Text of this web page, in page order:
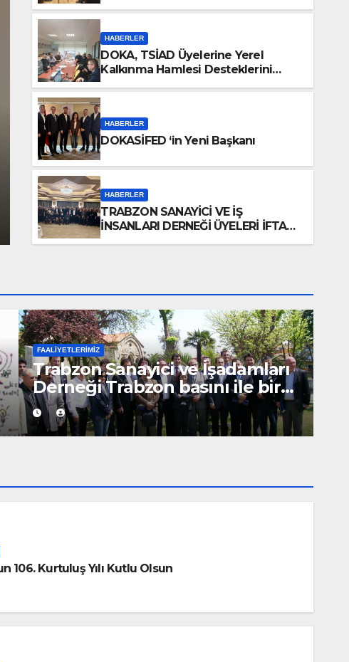
HABERLER
TRABZON SANAYİCİ VE
ÜYELERİ İFTAR
HABERLER
DOKA, TSİAD Üyelerine Yerel
Kalkınma Hamlesi Desteklerini
HABERLER
DOKASİFED ‘in Yeni Başkanı
HABERLER
TRABZON SANAYİCİ VE İŞ
İNSANLARI DERNEĞİ ÜYELERİ İFTAR
FAALIYETLERIMIZ
TSİAD Yönetimi İnşaat Sektör
Temsilcisi Üyeleri ile Buluştu.
106. Kurtuluş Yılı Kutlu Olsun